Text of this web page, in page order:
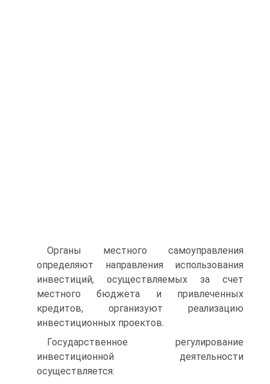
Органы местного самоуправления
определяют направления ис­пользования
инвестиций, осуществляемых за счет
местного бюдже­та и привлеченных
кредитов, организуют реализацию
инвестицион­ных проектов.
Государственное регулирование
инвестиционной деятельности
осуществляется: